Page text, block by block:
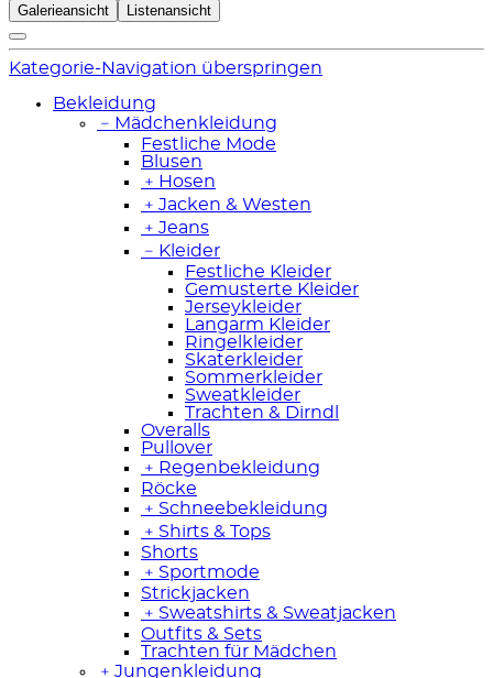
Galerieansicht Listenansicht
Kategorie-Navigation überspringen
Bekleidung
﹣ Mädchenkleidung
Festliche Mode
Blusen
﹢ Hosen
﹢ Jacken & Westen
﹢ Jeans
﹣ Kleider
Festliche Kleider
Gemusterte Kleider
Jerseykleider
Langarm Kleider
Ringelkleider
Skaterkleider
Sommerkleider
Sweatkleider
Trachten & Dirndl
Overalls
Pullover
﹢ Regenbekleidung
Röcke
﹢ Schneebekleidung
﹢ Shirts & Tops
Shorts
﹢ Sportmode
Strickjacken
﹢ Sweatshirts & Sweatjacken
Outfits & Sets
Trachten für Mädchen
﹢ Jungenkleidung